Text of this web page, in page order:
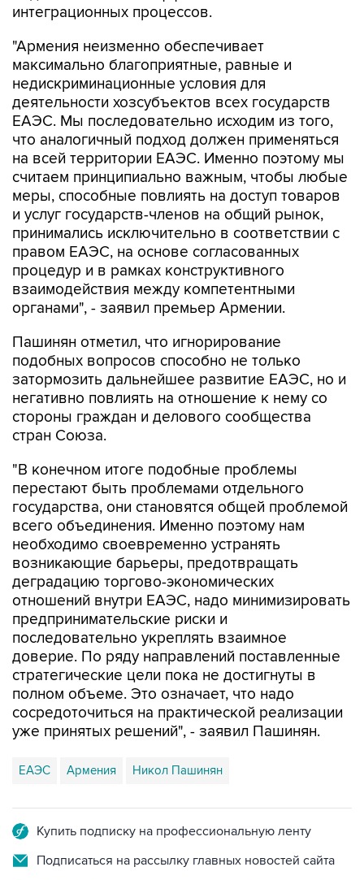
интеграционных процессов.
"Армения неизменно обеспечивает
максимально благоприятные, равные и
недискриминационные условия для
деятельности хозсубъектов всех государств
ЕАЭС. Мы последовательно исходим из того,
что аналогичный подход должен применяться
на всей территории ЕАЭС. Именно поэтому мы
считаем принципиально важным, чтобы любые
меры, способные повлиять на доступ товаров
и услуг государств-членов на общий рынок,
принимались исключительно в соответствии с
правом ЕАЭС, на основе согласованных
процедур и в рамках конструктивного
взаимодействия между компетентными
органами", - заявил премьер Армении.
Пашинян отметил, что игнорирование
подобных вопросов способно не только
затормозить дальнейшее развитие ЕАЭС, но и
негативно повлиять на отношение к нему со
стороны граждан и делового сообщества
стран Союза.
"В конечном итоге подобные проблемы
перестают быть проблемами отдельного
государства, они становятся общей проблемой
всего объединения. Именно поэтому нам
необходимо своевременно устранять
возникающие барьеры, предотвращать
деградацию торгово-экономических
отношений внутри ЕАЭС, надо минимизировать
предпринимательские риски и
последовательно укреплять взаимное
доверие. По ряду направлений поставленные
стратегические цели пока не достигнуты в
полном объеме. Это означает, что надо
сосредоточиться на практической реализации
уже принятых решений", - заявил Пашинян.
ЕАЭС Армения Никол Пашинян
Купить подписку на профессиональную ленту
Подписаться на рассылку главных новостей сайта